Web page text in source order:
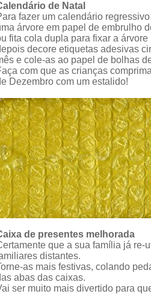
de Natal
fazer um calendário
árvore em papel de embrulho
fita cola dupla para fixar a
decore etiquetas adesivas
e cole-as ao papel de bolhas
com que as crianças
Dezembro com um estalido!
de presentes melhorada
que a sua família já re-
distantes.
as mais festivas, colando
abas das caixas.
ser muito mais divertido para